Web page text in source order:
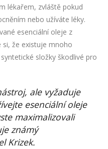
lékařem, zvláště pokud
nebo užíváte léky.
esenciální oleje z
že existuje mnoho
složky škodlivé pro
ale vyžaduje
esenciální oleje
maximalizovali
známý
Krizek.